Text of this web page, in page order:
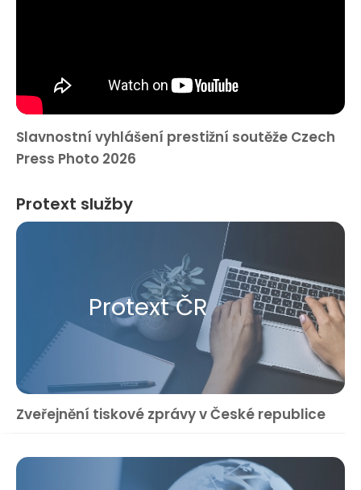
Slavnostní vyhlášení prestižní soutěže Czech
Press Photo 2026
Protext služby
Protext ČR
Zveřejnění tiskové zprávy v České republice